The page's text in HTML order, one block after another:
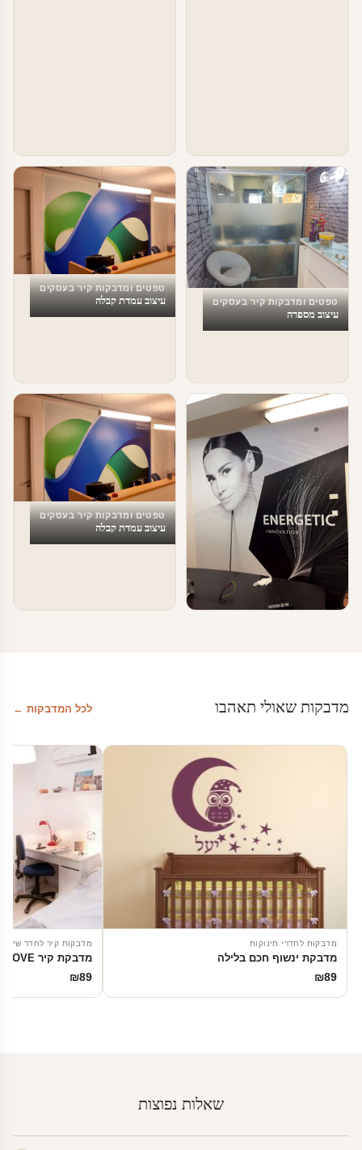
טפטים ומדבקות קיר בעסקים
עיצוב מספרה
טפטים ומדבקות קיר בעסקים
עיצוב עמדת קבלה
טפטים ומדבקות קיר בעסקים
עיצוב עמדת קבלה
מדבקות שאולי תאהבו לכל המדבקות ←
מדבקות לחדרי תינוקות
מדבקת ינשוף חכם בלילה
₪89
מדבקות קיר לחדר שינה
מדבקת קיר LOVE
₪89
שאלות נפוצות